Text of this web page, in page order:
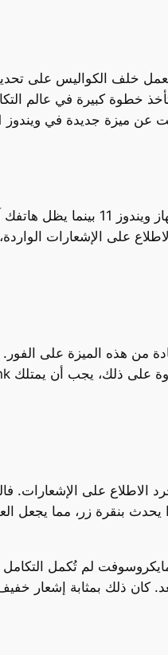
خلف الكواليس على
خطوة كبيرة في عالم
تخيّل أن تبدأ يومك
على الإشعارات
من هذه الميزة على
الاطلاع على
بنقرة زر، مما يجعل
لم تُكمل التكامل